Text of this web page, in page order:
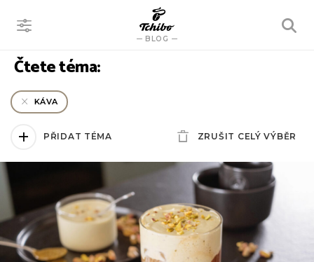
BLOG
VYHLEDÁVÁNÍ
Čtete téma:
KÁVA
PŘIDAT TÉMA ZRUŠIT CELÝ VÝBĚR